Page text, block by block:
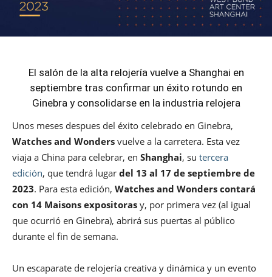
El salón de la alta relojería vuelve a Shanghai en
septiembre tras confirmar un éxito rotundo en
Ginebra y consolidarse en la industria relojera
Unos meses despues del éxito celebrado en Ginebra,
Watches and Wonders vuelve a la carretera. Esta vez
viaja a China para celebrar, en Shanghai, su tercera
edición, que tendrá lugar del 13 al 17 de septiembre de
2023. Para esta edición, Watches and Wonders contará
con 14 Maisons expositoras y, por primera vez (al igual
que ocurrió en Ginebra), abrirá sus puertas al público
durante el fin de semana.
Un escaparate de relojería creativa y dinámica y un evento